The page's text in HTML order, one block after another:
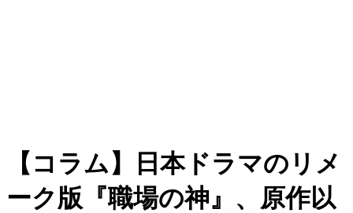
【コラム】日本ドラマのリメ
ーク版『職場の神』、原作以